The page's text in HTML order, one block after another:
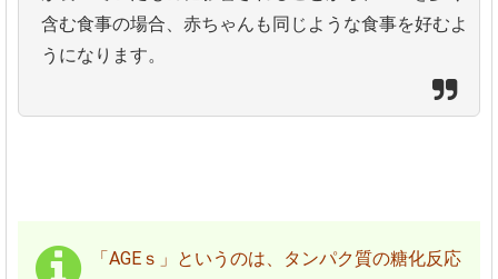
含む食事の場合、赤ちゃんも同じような食事を好むよ
うになります。
「AGEｓ」というのは、タンパク質の糖化反応